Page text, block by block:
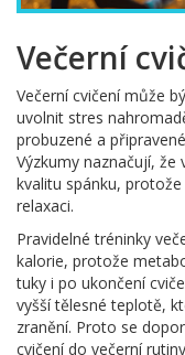
Večerní
Večerní cvičení může
uvolnit stres
probuzené a
Výzkumy naznačují,
kvalitu spánku,
relaxaci.
Pravidelné tréninky
kalorie, protože
tuky i po ukončení
vyšší tělesné teplotě,
zranění. Proto se
cvičení do večerní